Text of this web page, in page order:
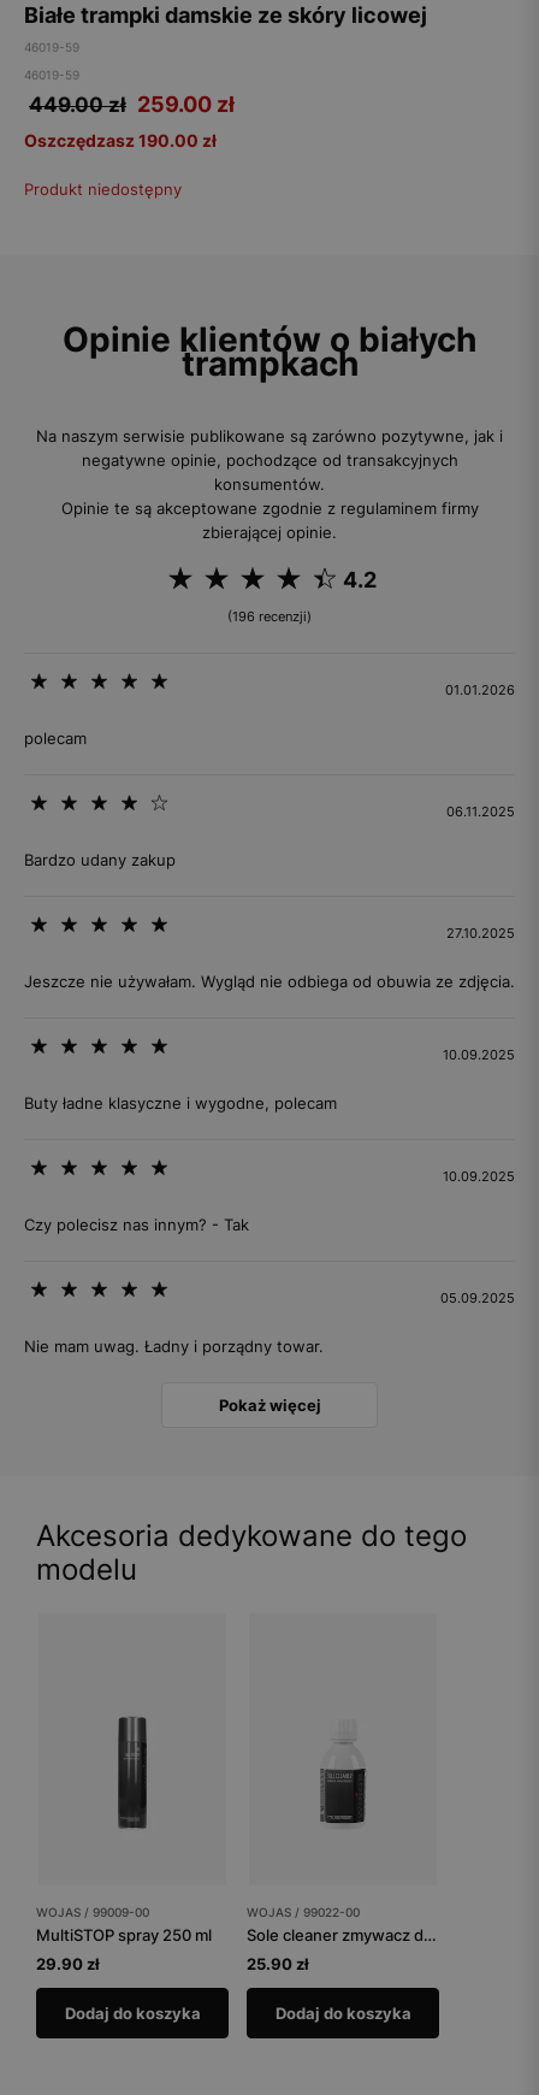
Białe trampki damskie ze skóry licowej
46019-59
46019-59
449.00 zł 259.00 zł
Oszczędzasz 190.00 zł
Produkt niedostępny
Opinie klientów o białych
trampkach
Na naszym serwisie publikowane są zarówno pozytywne, jak i
negatywne opinie, pochodzące od transakcyjnych
konsumentów.
Opinie te są akceptowane zgodnie z regulaminem firmy
zbierającej opinie.
4.2
(196 recenzji)
01.01.2026
polecam
06.11.2025
Bardzo udany zakup
27.10.2025
Jeszcze nie używałam. Wygląd nie odbiega od obuwia ze zdjęcia.
10.09.2025
Buty ładne klasyczne i wygodne, polecam
10.09.2025
Czy polecisz nas innym? - Tak
05.09.2025
Nie mam uwag. Ładny i porządny towar.
Pokaż więcej
Akcesoria dedykowane do tego
modelu
WOJAS / 99009-00
MultiSTOP spray 250 ml
29.90 zł
Dodaj do koszyka
WOJAS / 99022-00
Sole cleaner zmywacz do jasnych podeszew 99022-00
25.90 zł
Dodaj do koszyka